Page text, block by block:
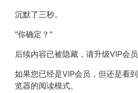
沉默了三秒。
"你确定？"
后续内容已被隐藏，请升级VIP会员
如果您已经是VIP会员，但还是看
览器的阅读模式。